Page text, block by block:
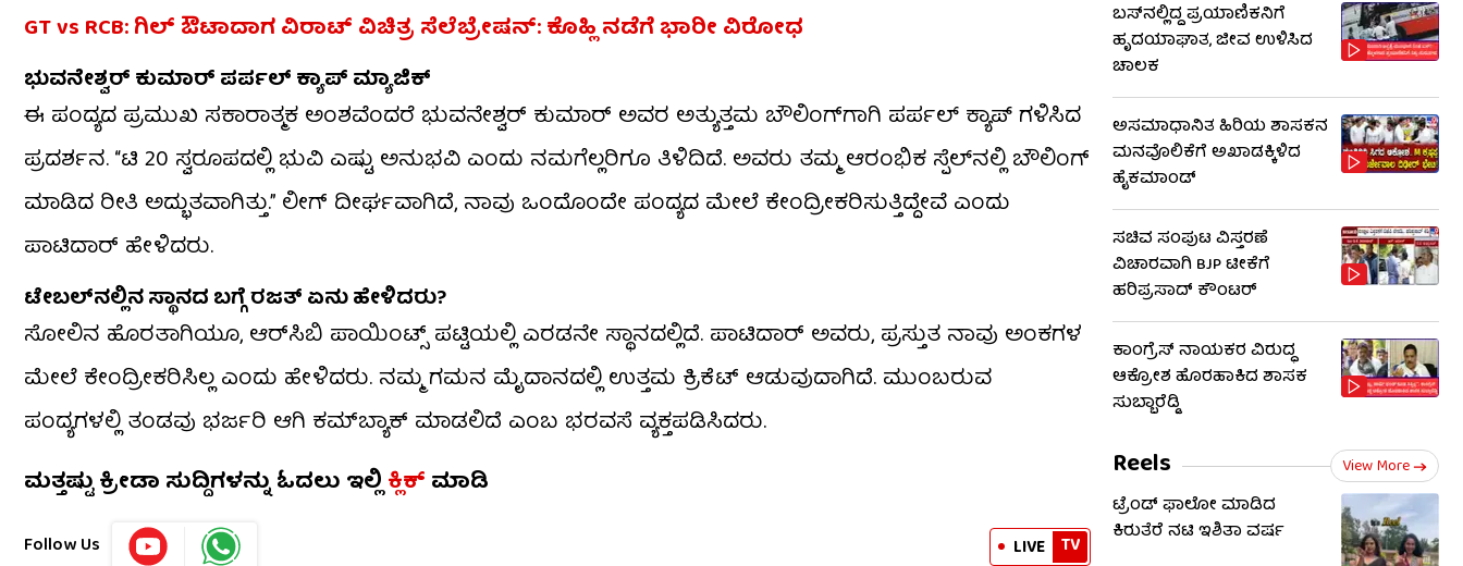
GT vs RCB: ಗಿಲ್ ಔಟಾದಾಗ ವಿರಾಟ್ ವಿಚಿತ್ರ ಸೆಲೆಬ್ರೇಷನ್: ಕೊಹ್ಲಿ ನಡೆಗೆ ಭಾರೀ ವಿರೋಧ
ಭುವನೇಶ್ವರ್ ಕುಮಾರ್ ಪರ್ಪಲ್ ಕ್ಯಾಪ್ ಮ್ಯಾಜಿಕ್
ಈ ಪಂದ್ಯದ ಪ್ರಮುಖ ಸಕಾರಾತ್ಮಕ ಅಂಶವೆಂದರೆ ಭುವನೇಶ್ವರ್ ಕುಮಾರ್ ಅವರ ಅತ್ಯುತ್ತಮ ಬೌಲಿಂಗ್‌ಗಾಗಿ ಪರ್ಪಲ್ ಕ್ಯಾಪ್ ಗಳಿಸಿದ
ಪ್ರದರ್ಶನ. “ಟಿ 20 ಸ್ವರೂಪದಲ್ಲಿ ಭುವಿ ಎಷ್ಟು ಅನುಭವಿ ಎಂದು ನಮಗೆಲ್ಲರಿಗೂ ತಿಳಿದಿದೆ. ಅವರು ತಮ್ಮ ಆರಂಭಿಕ ಸ್ಪೆಲ್‌ನಲ್ಲಿ ಬೌಲಿಂಗ್
ಮಾಡಿದ ರೀತಿ ಅದ್ಭುತವಾಗಿತ್ತು.” ಲೀಗ್ ದೀರ್ಘವಾಗಿದೆ, ನಾವು ಒಂದೊಂದೇ ಪಂದ್ಯದ ಮೇಲೆ ಕೇಂದ್ರೀಕರಿಸುತ್ತಿದ್ದೇವೆ ಎಂದು
ಪಾಟಿದಾರ್ ಹೇಳಿದರು.
ಟೇಬಲ್‌ನಲ್ಲಿನ ಸ್ಥಾನದ ಬಗ್ಗೆ ರಜತ್ ಏನು ಹೇಳಿದರು?
ಸೋಲಿನ ಹೊರತಾಗಿಯೂ, ಆರ್‌ಸಿಬಿ ಪಾಯಿಂಟ್ಸ್ ಪಟ್ಟಿಯಲ್ಲಿ ಎರಡನೇ ಸ್ಥಾನದಲ್ಲಿದೆ. ಪಾಟಿದಾರ್ ಅವರು, ಪ್ರಸ್ತುತ ನಾವು ಅಂಕಗಳ
ಮೇಲೆ ಕೇಂದ್ರೀಕರಿಸಿಲ್ಲ ಎಂದು ಹೇಳಿದರು. ನಮ್ಮ ಗಮನ ಮೈದಾನದಲ್ಲಿ ಉತ್ತಮ ಕ್ರಿಕೆಟ್ ಆಡುವುದಾಗಿದೆ. ಮುಂಬರುವ
ಪಂದ್ಯಗಳಲ್ಲಿ ತಂಡವು ಭರ್ಜರಿ ಆಗಿ ಕಮ್​ಬ್ಯಾಕ್ ಮಾಡಲಿದೆ ಎಂಬ ಭರವಸೆ ವ್ಯಕ್ತಪಡಿಸಿದರು.
ಮತ್ತಷ್ಟು ಕ್ರೀಡಾ ಸುದ್ದಿಗಳನ್ನು ಓದಲು ಇಲ್ಲಿಕ್ಲಿಕ್ ಮಾಡಿ
Follow Us LIVE TV
ಬಸ್‌ನಲ್ಲಿದ್ದ ಪ್ರಯಾಣಿಕನಿಗೆ
ಹೃದಯಾಘಾತ, ಜೀವ ಉಳಿಸಿದ
ಚಾಲಕ
ಅಸಮಾಧಾನಿತ ಹಿರಿಯ ಶಾಸಕನ
ಮನವೊಲಿಕೆಗೆ ಅಖಾಡಕ್ಕಿಳಿದ
ಹೈಕಮಾಂಡ್
ಸಚಿವ ಸಂಪುಟ ವಿಸ್ತರಣೆ
ವಿಚಾರವಾಗಿ BJP ಟೀಕೆಗೆ
ಹರಿಪ್ರಸಾದ್ ಕೌಂಟರ್​​
ಕಾಂಗ್ರೆಸ್ ನಾಯಕರ ವಿರುದ್ಧ
ಆಕ್ರೋಶ ಹೊರಹಾಕಿದ ಶಾಸಕ
ಸುಬ್ಬಾರೆಡ್ಡಿ
Reels View More
ಟ್ರೆಂಡ್​​ ಫಾಲೋ ಮಾಡಿದ
ಕಿರುತೆರೆ ನಟಿ ಇಶಿತಾ ವರ್ಷ